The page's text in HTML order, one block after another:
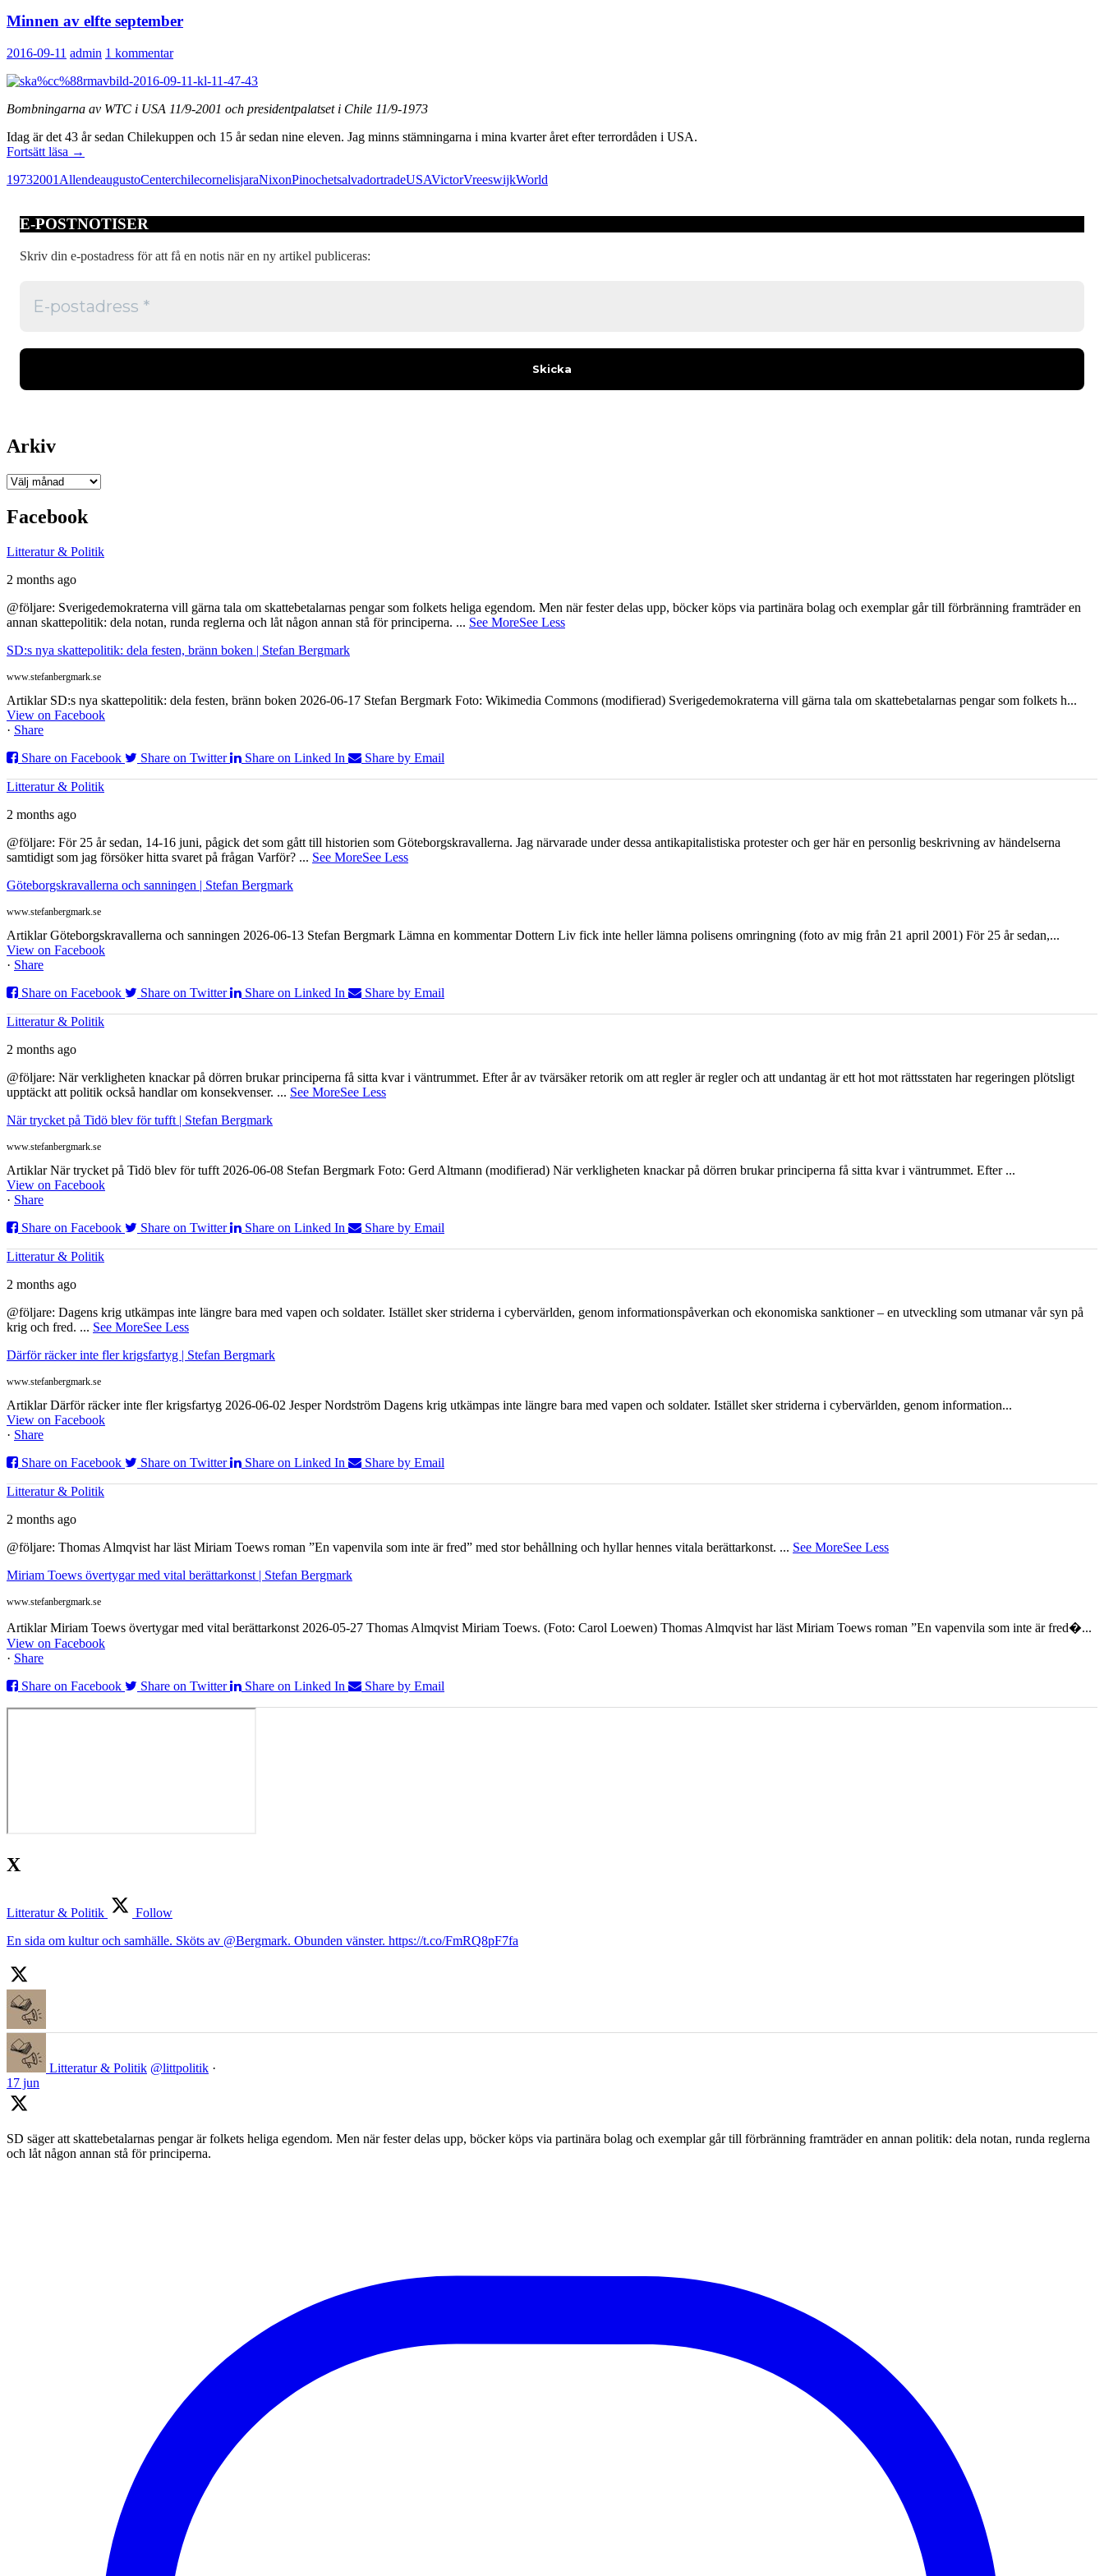
Minnen av elfte september
2016-09-11 admin 1 kommentar
Bombningarna av WTC i USA 11/9-2001 och presidentpalatset i Chile 11/9-1973
Idag är det 43 år sedan Chilekuppen och 15 år sedan nine eleven. Jag minns stämningarna i mina kvarter året efter terrordåden i USA.
Fortsätt läsa Minnen
elfte
→
19732001 AllendeaugustoCenterchilecornelisjaraNixonPinochetsalvadortradeUSAVictorVreeswijkWorld
E-POSTNOTISER
Skriv din e-postadress för att få en notis när en ny artikel publiceras:
Arkiv
Arkiv
Facebook
Litteratur & Politik
2 months ago
@följare: Sverigedemokraterna vill gärna tala om skattebetalarnas pengar som folkets heliga egendom. Men när fester delas upp, böcker köps via partinära bolag och exemplar går till förbränning framträder en
annan skattepolitik: dela notan, runda reglerna och låt någon annan stå för principerna. ... See MoreSee Less
SD:s nya skattepolitik: dela festen, bränn boken | Stefan Bergmark
www.stefanbergmark.se
Artiklar SD:s nya skattepolitik: dela festen, bränn boken 2026-06-17 Stefan Bergmark Foto: Wikimedia Commons (modifierad) Sverigedemokraterna vill gärna tala om skattebetalarnas pengar som folkets h...
View on Facebook
· Share
Share on Facebook
Share on Twitter Share on Linked In Share by Email
Litteratur & Politik
2 months ago
@följare: För 25 år sedan, 14-16 juni, pågick det som gått till historien som Göteborgskravallerna. Jag närvarade under dessa antikapitalistiska protester och ger här en personlig beskrivning av händelserna
samtidigt som jag försöker hitta svaret på frågan Varför? ... See MoreSee Less
Göteborgskravallerna och sanningen | Stefan Bergmark
www.stefanbergmark.se
Artiklar Göteborgskravallerna och sanningen 2026-06-13 Stefan Bergmark Lämna en kommentar Dottern Liv fick inte heller lämna polisens omringning (foto av mig från 21 april 2001) För 25 år sedan,...
View on Facebook
· Share
Share on Facebook
Share on Twitter Share on Linked In Share by Email
Litteratur & Politik
2 months ago
@följare: När verkligheten knackar på dörren brukar principerna få sitta kvar i väntrummet. Efter år av tvärsäker retorik om att regler är regler och att undantag är ett hot mot rättsstaten har regeringen plötsligt
upptäckt att politik också handlar om konsekvenser. ... See MoreSee Less
När trycket på Tidö blev för tufft | Stefan Bergmark
www.stefanbergmark.se
Artiklar När trycket på Tidö blev för tufft 2026-06-08 Stefan Bergmark Foto: Gerd Altmann (modifierad) När verkligheten knackar på dörren brukar principerna få sitta kvar i väntrummet. Efter ...
View on Facebook
· Share
Share on Facebook
Share on Twitter Share on Linked In Share by Email
Litteratur & Politik
2 months ago
@följare: Dagens krig utkämpas inte längre bara med vapen och soldater. Istället sker striderna i cybervärlden, genom informationspåverkan och ekonomiska sanktioner – en utveckling som utmanar vår syn på
krig och fred. ... See MoreSee Less
Därför räcker inte fler krigsfartyg | Stefan Bergmark
www.stefanbergmark.se
Artiklar Därför räcker inte fler krigsfartyg 2026-06-02 Jesper Nordström Dagens krig utkämpas inte längre bara med vapen och soldater. Istället sker striderna i cybervärlden, genom information...
View on Facebook
· Share
Share on Facebook
Share on Twitter Share on Linked In Share by Email
Litteratur & Politik
2 months ago
@följare: Thomas Almqvist har läst Miriam Toews roman ”En vapenvila som inte är fred” med stor behållning och hyllar hennes vitala berättarkonst. ... See MoreSee Less
Miriam Toews övertygar med vital berättarkonst | Stefan Bergmark
www.stefanbergmark.se
Artiklar Miriam Toews övertygar med vital berättarkonst 2026-05-27 Thomas Almqvist Miriam Toews. (Foto: Carol Loewen) Thomas Almqvist har läst Miriam Toews roman ”En vapenvila som inte är fred�...
View on Facebook
· Share
Share on Facebook
Share on Twitter Share on Linked In Share by Email
X
Litteratur & Politik
Follow
En sida om kultur och samhälle. Sköts av @Bergmark. Obunden vänster. https://t.co/FmRQ8pF7fa
Litteratur & Politik @littpolitik ·
17 jun
SD säger att skattebetalarnas pengar är folkets heliga egendom. Men när fester delas upp, böcker köps via partinära bolag och exemplar går till förbränning framträder en annan politik: dela notan, runda reglerna
och låt någon annan stå för principerna.